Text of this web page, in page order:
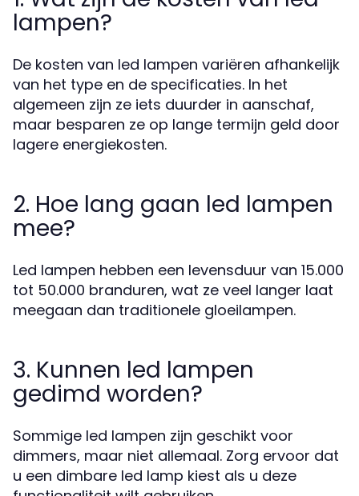
lampen?
De kosten van led lampen variëren afhankelijk
van het type en de specificaties. In het
algemeen zijn ze iets duurder in aanschaf,
maar besparen ze op lange termijn geld door
lagere energiekosten.
2. Hoe lang gaan led lampen
mee?
Led lampen hebben een levensduur van 15.000
tot 50.000 branduren, wat ze veel langer laat
meegaan dan traditionele gloeilampen.
3. Kunnen led lampen
gedimd worden?
Sommige led lampen zijn geschikt voor
dimmers, maar niet allemaal. Zorg ervoor dat
u een dimbare led lamp kiest als u deze